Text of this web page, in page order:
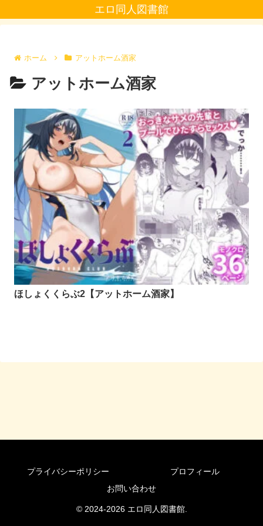
エロ同人図書館
ホーム アットホーム酒家
アットホーム酒家
ほしょくくらぶ2【アットホーム酒家】
プライバシーポリシー
プロフィール
お問い合わせ
© 2024-2026 エロ同人図書館.